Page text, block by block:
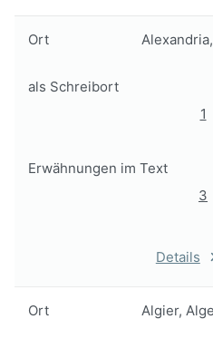
Ort
als Schreibort
1
Erwähnungen im Text
3
Details
Ort Algier,